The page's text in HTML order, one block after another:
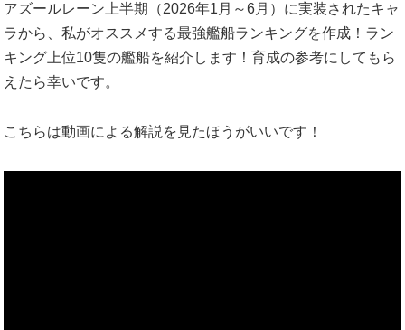
アズールレーン上半期（2026年1月～6月）に実装されたキャ
ラから、私がオススメする最強艦船ランキングを作成！ラン
キング上位10隻の艦船を紹介します！育成の参考にしてもら
えたら幸いです。
こちらは動画による解説を見たほうがいいです！